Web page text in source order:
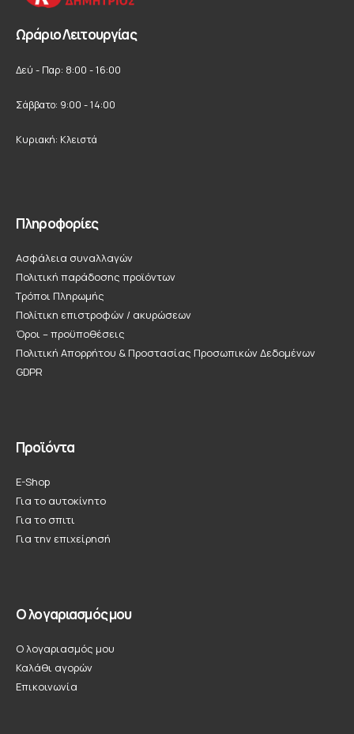
Ωράριο Λειτουργίας
Δεύ - Παρ: 8:00 - 16:00
Σάββατο: 9:00 - 14:00
Κυριακή: Κλειστά
Πληροφορίες
Ασφάλεια συναλλαγών
Πολιτική παράδοσης προϊόντων
Τρόποι Πληρωμής
Πολίτικη επιστροφών / ακυρώσεων
Όροι – προϋποθέσεις
Πολιτική Απορρήτου & Προστασίας Προσωπικών Δεδομένων
GDPR
Προϊόντα
E-Shop
Για το αυτοκίνητο
Για το σπιτι
Για την επιχείρησή
Ο λογαριασμός μου
Ο λογαριασμός μου
Καλάθι αγορών
Επικοινωνία